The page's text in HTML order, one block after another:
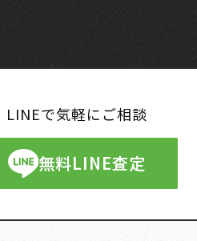
LINEで気軽にご相談
無料LINE査定